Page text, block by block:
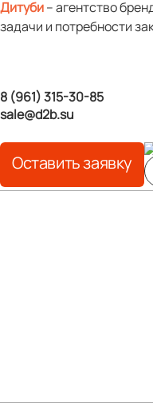
Дитуби– агентство
задачи и потребности
8 (961) 315-30-85
sale@d2b.su
Оставить заявку